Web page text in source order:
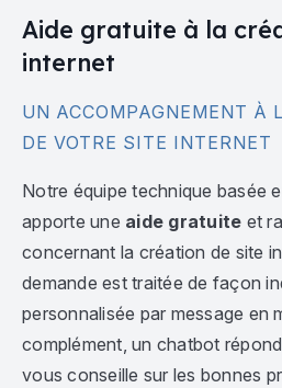
Aide gratuite à la
internet
UN ACCOMPAGNEMENT À
DE VOTRE SITE INTERNET
Notre équipe technique basée
apporte une aide gratuite et
concernant la création de site
demande est traitée de façon
personnalisée par message en
complément, un chatbot
vous conseille sur les bonnes